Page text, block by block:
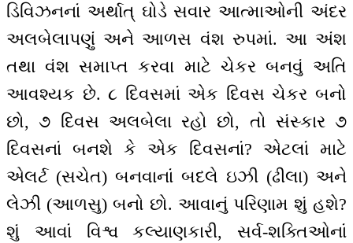
ડિવિઝનનાં અર્થાત્ ઘોડે સવાર આત્માઓની અંદર
અલબેલાપણું અને આળસ વંશ રુપમાં. આ અંશ
તથા વંશ સમાપ્ત કરવા માટે ચેકર બનવું અતિ
આવશ્યક છે. ૮ દિવસમાં એક દિવસ ચેકર બનો
છો, ૭ દિવસ અલબેલા રહો છો, તો સંસ્કાર ૭
દિવસનાં બનશે કે એક દિવસનાં? એટલાં માટે
એલર્ટ (સચેત) બનવાનાં બદલે ઇઝી (ઢીલા) અને
લેઝી (આળસુ) બનો છો. આવાનું પરિણામ શું હશે?
શું આવાં વિશ્વ કલ્યાણકારી, સર્વ-શક્તિઓનાં